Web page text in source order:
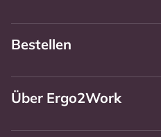
Bestellen
Über Ergo2Work